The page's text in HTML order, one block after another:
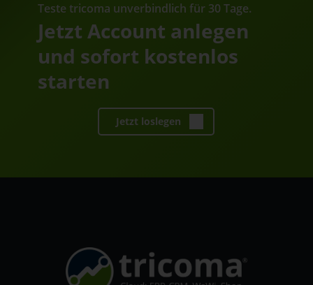
Teste tricoma unverbindlich für 30 Tage.
Jetzt Account anlegen
und sofort kostenlos
starten
Jetzt loslegen